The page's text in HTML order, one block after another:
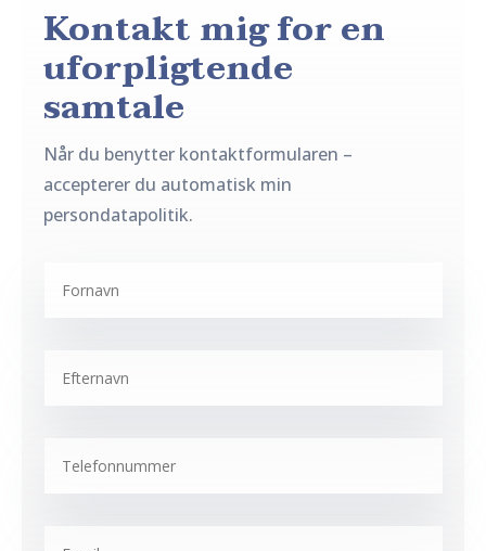
Kontakt mig for en
uforpligtende
samtale
Når du benytter kontaktformularen –
accepterer du automatisk min
persondatapolitik.